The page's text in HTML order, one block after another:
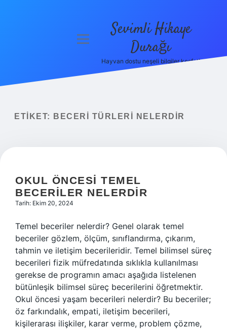
menüyü
Sevimli Hikaye
Durağı
Hayvan dostu neşeli bilgiler keşfet!
ETIKET: BECERI TÜRLERI NELERDIR
OKUL ÖNCESI TEMEL
BECERILER NELERDIR
Tarih: Ekim 20, 2024
Temel beceriler nelerdir? Genel olarak temel
beceriler gözlem, ölçüm, sınıflandırma, çıkarım,
tahmin ve iletişim becerileridir. Temel bilimsel süreç
becerileri fizik müfredatında sıklıkla kullanılması
gerekse de programın amacı aşağıda listelenen
bütünleşik bilimsel süreç becerilerini öğretmektir.
Okul öncesi yaşam becerileri nelerdir? Bu beceriler;
öz farkındalık, empati, iletişim becerileri,
kişilerarası ilişkiler, karar verme, problem çözme,